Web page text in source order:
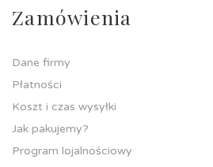
Zamówienia
Dane firmy
Płatności
Koszt i czas wysyłki
Jak pakujemy?
Program lojalnościowy